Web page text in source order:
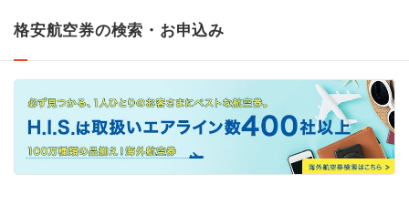
格安航空券の検索・お申込み